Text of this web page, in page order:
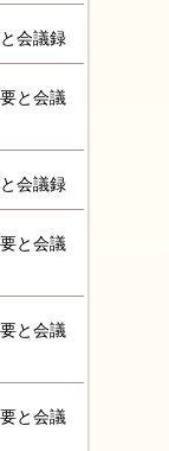
会議録
と会議
会議録
と会議
と会議
と会議